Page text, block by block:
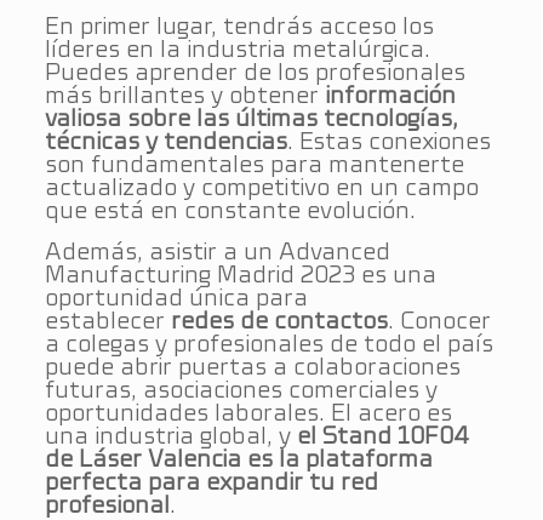
En primer lugar, tendrás acceso los
líderes en la industria metalúrgica.
Puedes aprender de los profesionales
más brillantes y obtener información
valiosa sobre las últimas tecnologías,
técnicas y tendencias. Estas conexiones
son fundamentales para mantenerte
actualizado y competitivo en un campo
que está en constante evolución.
Además, asistir a un Advanced
Manufacturing Madrid 2023 es una
oportunidad única para
establecer redes de contactos. Conocer
a colegas y profesionales de todo el país
puede abrir puertas a colaboraciones
futuras, asociaciones comerciales y
oportunidades laborales. El acero es
una industria global, y el Stand 10F04
de Láser Valencia es la plataforma
perfecta para expandir tu red
profesional.